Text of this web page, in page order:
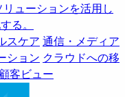
ューションを活用し
る。
スケア 通信・メディア
ション クラウドへの移
客ビュー